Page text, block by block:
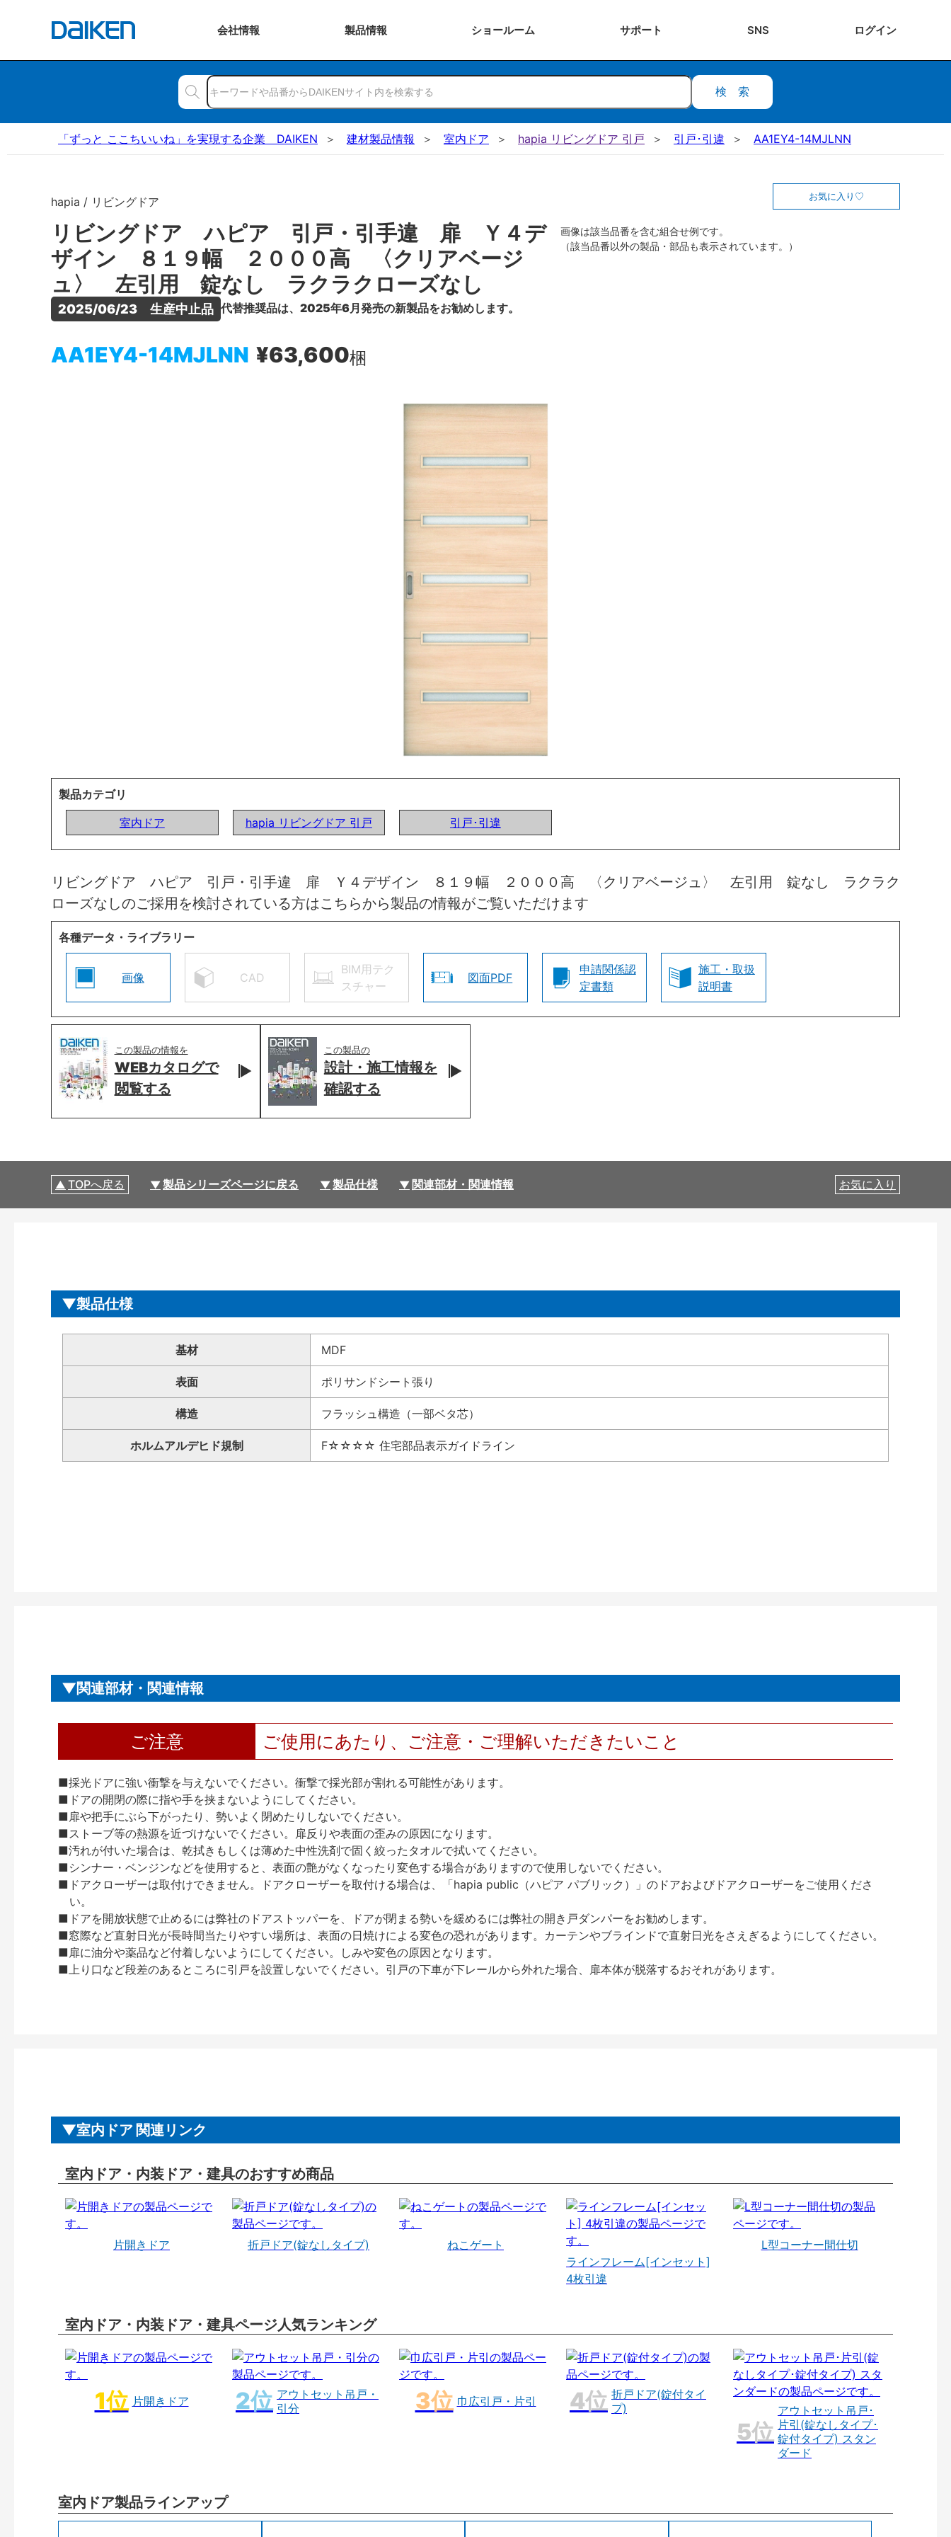
会社情報 製品情報 ショールーム サポート SNS ログイン
検索
「ずっと ここちいいね」を実現する企業 DAIKEN 建材製品情報 室内ドア hapia リビングドア 引戸 引戸･引違 AA1EY4-14MJLNN
hapia / リビングドア
リビングドア ハピア 引戸・引手違 扉 Ｙ４デ
ザイン ８１９幅 ２０００高 〈クリアベージ
ュ〉 左引用 錠なし ラクラクローズなし
2025/06/23　生産中止品 代替推奨品は、2025年6月発売の新製品をお勧めします。
AA1EY4-14MJLNN ¥63,600梱
お気に入り
画像は該当品番を含む組合せ例です。
（該当品番以外の製品・部品も表示されています。）
製品カテゴリ
室内ドア
hapia リビングドア 引戸 引戸･引違
リビングドア ハピア 引戸・引手違 扉 Ｙ４デザイン ８１９幅 ２０００高 〈クリアベージュ〉 左引用 錠なし ラクラク
ローズなしのご採用を検討されている方はこちらから製品の情報がご覧いただけます
各種データ・ライブラリー
画像 CAD
BIM用テク
スチャー
図面PDF
申請関係認
定書類
施工・取扱
説明書
この製品の情報を
WEBカタログで
閲覧する
この製品の
設計・施工情報を
確認する
TOPへ戻る 製品シリーズページに戻る 製品仕様 関連部材・関連情報 お気に入り
製品仕様
基材 MDF
表面 ポリサンドシート張り
構造 フラッシュ構造（一部ベタ芯）
ホルムアルデヒド規制 F☆☆☆☆ 住宅部品表示ガイドライン
関連部材・関連情報
ご注意 ご使用にあたり、ご注意・ご理解いただきたいこと
■採光ドアに強い衝撃を与えないでください。衝撃で採光部が割れる可能性があります。
■ドアの開閉の際に指や手を挟まないようにしてください。
■扉や把手にぶら下がったり、勢いよく閉めたりしないでください。
■ストーブ等の熱源を近づけないでください。扉反りや表面の歪みの原因になります。
■汚れが付いた場合は、乾拭きもしくは薄めた中性洗剤で固く絞ったタオルで拭いてください。
■シンナー・ベンジンなどを使用すると、表面の艶がなくなったり変色する場合がありますので使用しないでください。
■ドアクローザーは取付けできません。ドアクローザーを取付ける場合は、「hapia public（ハピア パブリック）」のドアおよびドアクローザーをご使用くださ
い。
■ドアを開放状態で止めるには弊社のドアストッパーを、ドアが閉まる勢いを緩めるには弊社の開き戸ダンパーをお勧めします。
■窓際など直射日光が長時間当たりやすい場所は、表面の日焼けによる変色の恐れがあります。カーテンやブラインドで直射日光をさえぎるようにしてください。
■扉に油分や薬品など付着しないようにしてください。しみや変色の原因となります。
■上り口など段差のあるところに引戸を設置しないでください。引戸の下車が下レールから外れた場合、扉本体が脱落するおそれがあります。
室内ドア 関連リンク
室内ドア・内装ドア・建具のおすすめ商品
片開きドア 折戸ドア(錠なしタイプ)
ねこゲート
ラインフレーム[インセット]
4枚引違
L型コーナー間仕切
室内ドア・内装ドア・建具ページ人気ランキング
片開きドア
アウトセット吊戸・
引分
巾広引戸・片引
折戸ドア(錠付タイ
プ)
アウトセット吊戸･
片引(錠なしタイプ･
錠付タイプ) スタン
ダード
室内ドア製品ラインアップ